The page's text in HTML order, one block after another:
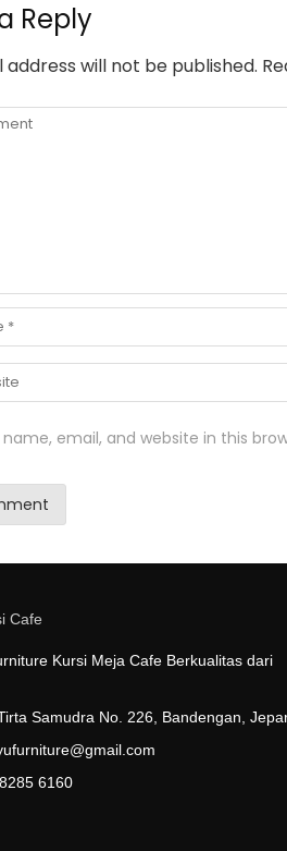
Reply
address will not be published.
name, email, and website in this
Kursi Meja Cafe Berkualitas dari
Samudra No. 226, Bandengan,
6160